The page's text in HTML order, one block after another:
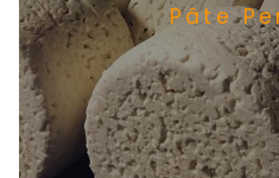
Pâte